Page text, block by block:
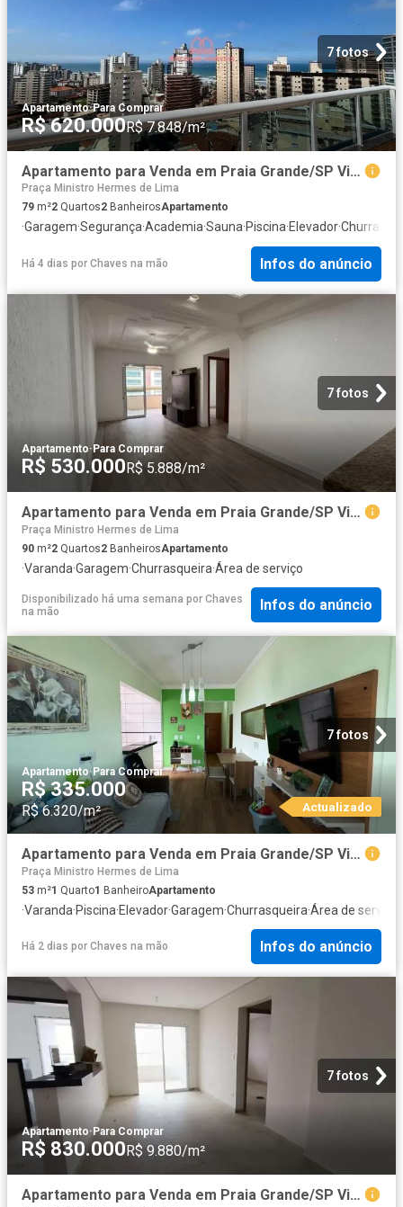
7 fotos
Apartamento·Para Comprar
R$ 620.000R$ 7.848/m²
Apartamento para Venda em Praia Grande/SP Vila Caiçara 2 Quartos
Praça Ministro Hermes de Lima
79 m²2 Quartos2 BanheirosApartamento
·Garagem·Segurança·Academia·Sauna·Piscina·Elevador·
Há 4 dias por Chaves na mão Infos do anúncio
7 fotos
Apartamento·Para Comprar
R$ 530.000R$ 5.888/m²
Apartamento para Venda em Praia Grande/SP Vilamar 2 Quartos
Praça Ministro Hermes de Lima
90 m²2 Quartos2 BanheirosApartamento
·Varanda·Garagem·Churrasqueira·Área de serviço
Disponibilizado há uma semana por Chaves
na mão
Infos do anúncio
7 fotos
Apartamento·Para Comprar
R$ 335.000
R$ 6.320/m² Actualizado
Apartamento para Venda em Praia Grande/SP Vila Caiçara 1 Quartos
Praça Ministro Hermes de Lima
53 m²1 Quarto1 BanheiroApartamento
·Varanda·Piscina·Elevador·Garagem·Churrasqueira·Área de serviço
Há 2 dias por Chaves na mão Infos do anúncio
7 fotos
Apartamento·Para Comprar
R$ 830.000 R$ 9.880/m²
Apartamento para Venda em Praia Grande/SP Vilamar 2 Quartos